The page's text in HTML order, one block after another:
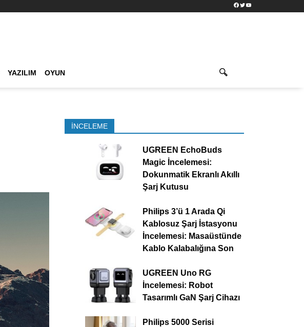
Facebook
TwitterYouTube
YAZILIM OYUN
İNCELEME
UGREEN EchoBuds
Magic İncelemesi:
Dokunmatik Ekranlı Akıllı
Şarj Kutusu
Philips 3’ü 1 Arada Qi
Kablosuz Şarj İstasyonu
İncelemesi: Masaüstünde
Kablo Kalabalığına Son
UGREEN Uno RG
İncelemesi: Robot
Tasarımlı GaN Şarj Cihazı
Philips 5000 Serisi